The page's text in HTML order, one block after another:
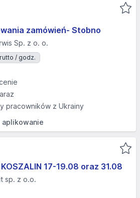
zamówień- Stobno
Sp. z o. o.
/ godz.
pracowników z Ukrainy
aplikowanie
17-19.08 oraz 31.08​
sp. z o.o.